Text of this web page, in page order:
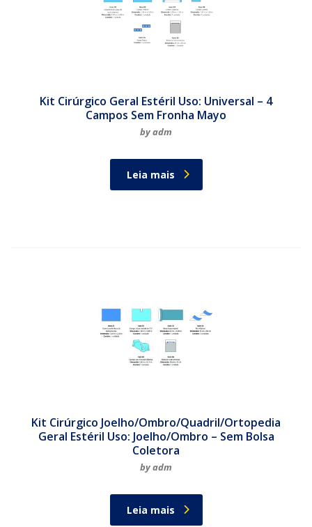
Kit Cirúrgico Geral Estéril Uso: Universal – 4
Campos Sem Fronha Mayo
by adm
Leia mais
Kit Cirúrgico Joelho/Ombro/Quadril/Ortopedia
Geral Estéril Uso: Joelho/Ombro – Sem Bolsa
Coletora
by adm
Leia mais